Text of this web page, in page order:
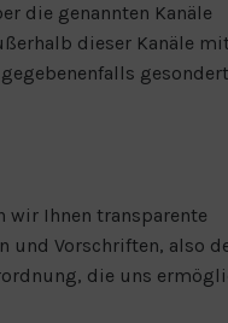
die genannten Kanäle
dieser Kanäle
gesondert
wir Ihnen transparente
und Vorschriften, also
die uns